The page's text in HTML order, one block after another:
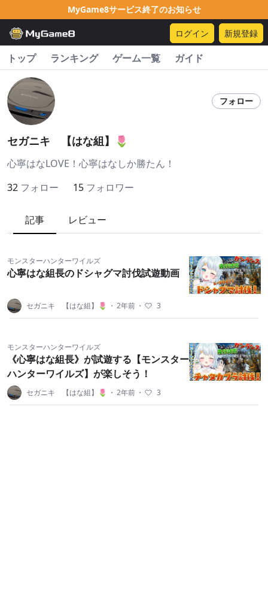
MyGame8サービス終了のお知らせ
ログイン 新規登録
トップ ランキング ゲーム一覧 ガイド
フォロー
セガニキ 【はな組】🌷
心寧はなLOVE！心寧はなしか勝たん！
32 フォロー 15 フォロワー
記事 レビュー
モンスターハンターワイルズ
心寧はな組長のドシャグマ討伐試遊動画
セガニキ 【はな組】🌷 ・ 2年前 ・ 3
モンスターハンターワイルズ
《心寧はな組長》が試遊する【モンスター
ハンターワイルズ】が楽しそう！
セガニキ 【はな組】🌷 ・ 2年前 ・ 3